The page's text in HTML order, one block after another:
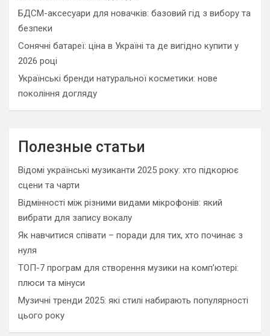
БДСМ-аксесуари для новачків: базовий гід з вибору та
безпеки
Сонячні батареї: ціна в Україні та де вигідно купити у
2026 році
Українські бренди натуральної косметики: нове
покоління догляду
Полезные статьи
Відомі українські музиканти 2025 року: хто підкорює
сцени та чарти
Відмінності між різними видами мікрофонів: який
вибрати для запису вокалу
Як навчитися співати – поради для тих, хто починає з
нуля
ТОП-7 програм для створення музики на комп’ютері:
плюси та мінуси
Музичні тренди 2025: які стилі набирають популярності
цього року